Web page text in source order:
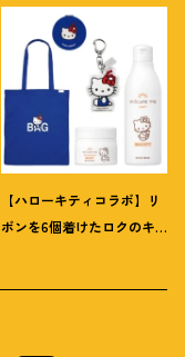
【ハローキティコラボ】リ
ボンを6個着けたロクのキ